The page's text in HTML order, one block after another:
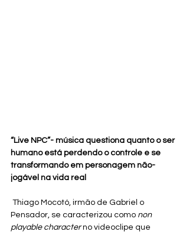
“Live NPC”- música questiona quanto o ser
humano está perdendo o controle e se
transformando em personagem não-
jogável na vida real
Thiago Mocotó, irmão de Gabriel o
Pensador, se caracterizou como non
playable character no videoclipe que